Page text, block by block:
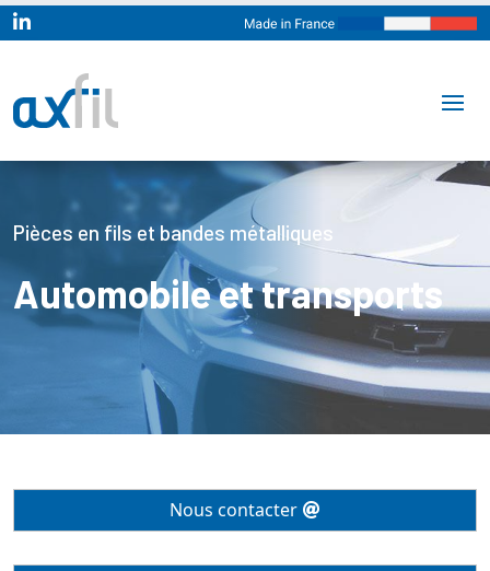

Pièces en fils et bandes métalliques
Automobile et transports
Nous contacter